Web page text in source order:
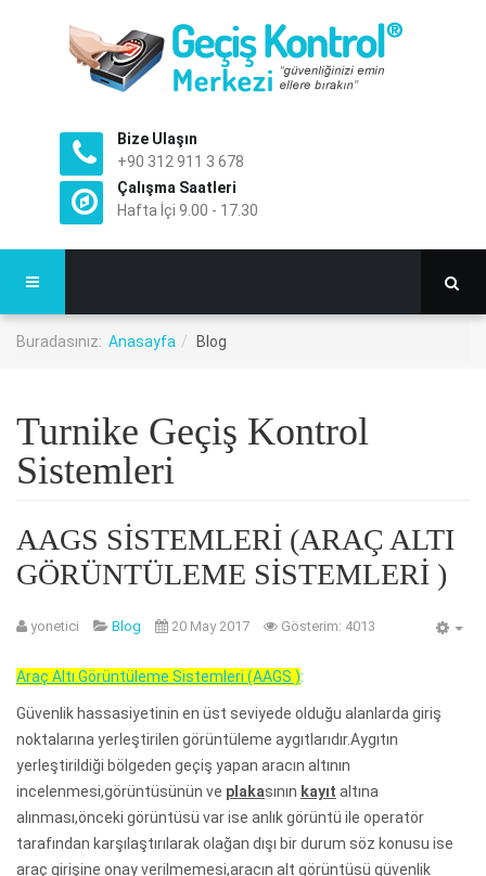
Bize Ulaşın
+90 312 911 3 678
Çalışma Saatleri
Hafta İçi 9.00 - 17.30
Buradasınız: Anasayfa Blog
Turnike Geçiş Kontrol
Sistemleri
AAGS SISTEMLERI (ARAÇ ALTI
GÖRÜNTÜLEME SISTEMLERI )
yonetici Blog 20 May 2017 Gösterim: 4013
Araç Altı Görüntüleme Sistemleri (AAGS ):
Güvenlik hassasiyetinin en üst seviyede olduğu alanlarda giriş
noktalarına yerleştirilen görüntüleme aygıtlarıdır.Aygıtın
yerleştirildiği bölgeden geçiş yapan aracın altının
incelenmesi,görüntüsünün ve plakasının kayıt altına
alınması,önceki görüntüsü var ise anlık görüntü ile operatör
tarafından karşılaştırılarak olağan dışı bir durum söz konusu ise
araç girişine onay verilmemesi,aracın alt görüntüsü güvenlik